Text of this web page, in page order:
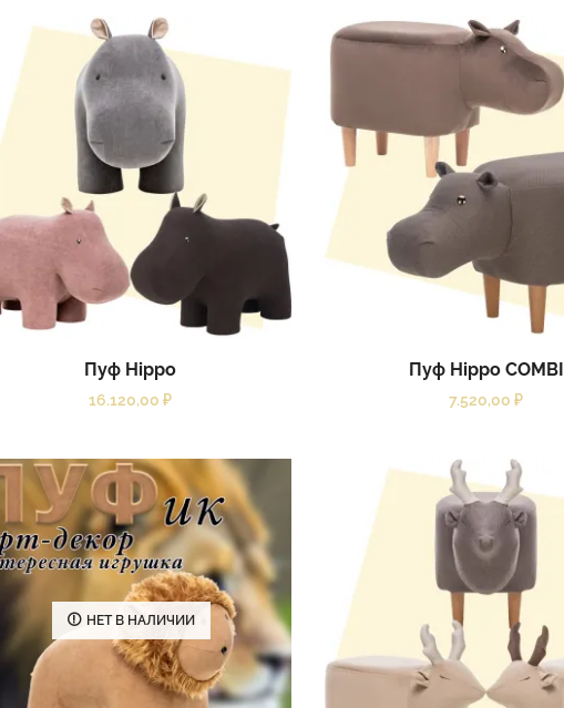
Пуф Hippo
16.120,00 ₽
Пуф Hippo COMBI
7.520,00 ₽
НЕТ В НАЛИЧИИ